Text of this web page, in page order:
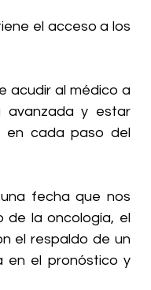
el acceso a los
acudir al médico a
avanzada y estar
en cada paso del
fecha que nos
de la oncología, el
el respaldo de un
en el pronóstico y